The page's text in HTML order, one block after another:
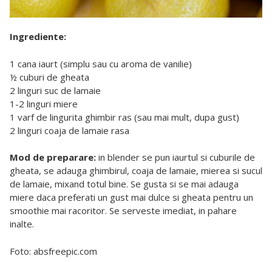
Ingrediente:
1 cana iaurt (simplu sau cu aroma de vanilie)
½ cuburi de gheata
2 linguri suc de lamaie
1-2 linguri miere
1 varf de lingurita ghimbir ras (sau mai mult, dupa gust)
2 linguri coaja de lamaie rasa
Mod de preparare: in blender se pun iaurtul si cuburile de
gheata, se adauga ghimbirul, coaja de lamaie, mierea si sucul
de lamaie, mixand totul bine. Se gusta si se mai adauga
miere daca preferati un gust mai dulce si gheata pentru un
smoothie mai racoritor. Se serveste imediat, in pahare
inalte.
Foto: absfreepic.com